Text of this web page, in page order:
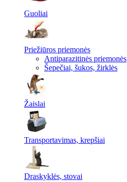
Guoliai
Priežiūros priemonės
Antiparazitinės priemonės
Šepečiai, šukos, žirklės
Žaislai
Transportavimas, krepšiai
Draskyklės, stovai